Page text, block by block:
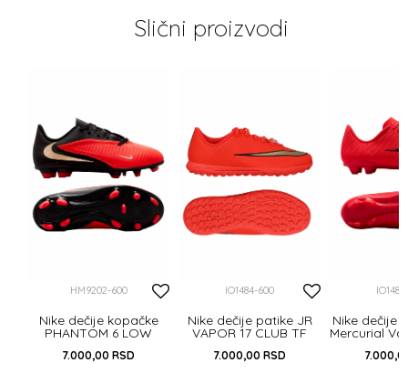
Slični proizvodi
HM9202-600
Nike dečije kopačke
PHANTOM 6 LOW
7.000,00 RSD
IO1484-600
Nike dečije patike JR
VAPOR 17 CLUB TF
7.000,00 RSD
Nike dečije
Mercurial